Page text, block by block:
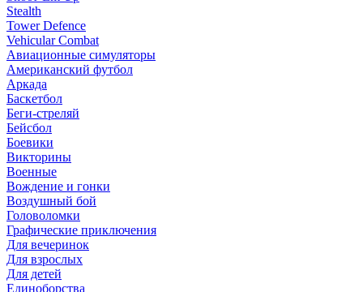
Stealth
Tower Defence
Vehicular Combat
Авиационные симуляторы
Американский футбол
Аркада
Баскетбол
Беги-стреляй
Бейсбол
Боевики
Викторины
Военные
Вождение и гонки
Воздушный бой
Головоломки
Графические приключения
Для вечеринок
Для взрослых
Для детей
Единоборства